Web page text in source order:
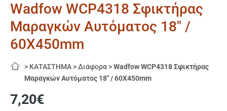
Wadfow WCP4318 Σφικτήρας
Μαραγκών Αυτόματος 18″ /
60X450mm
> ΚΑΤΑΣΤΗΜΑ >Διάφορα >Wadfow WCP4318 Σφικτήρας
Μαραγκών Αυτόματος 18″ / 60X450mm
7,20€